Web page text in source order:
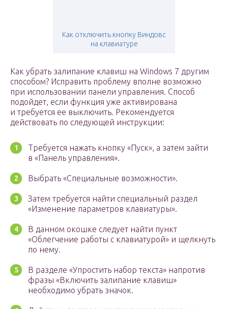
Как отключить кнопку Виндовс
на клавиатуре
Как убрать залипание клавиш на Windows 7 другим
способом? Исправить проблему вполне возможно
при использовании панели управления. Способ
подойдет, если функция уже активирована
и требуется ее выключить. Рекомендуется
действовать по следующей инструкции:
Требуется нажать кнопку «Пуск», а затем зайти
в «Панель управления».
Выбрать «Специальные возможности».
Затем требуется найти специальный раздел
«Изменение параметров клавиатуры».
В данном окошке следует найти пункт
«Облегчение работы с клавиатурой» и щелкнуть
по нему.
В разделе «Упростить набор текста» напротив
фразы «Включить залипание клавиш»
необходимо убрать значок.